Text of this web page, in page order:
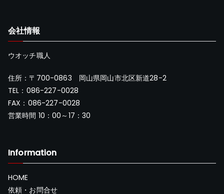
会社情報
ウオッチ職人
住所：〒700-0863 岡山県岡山市北区新道28-2
TEL：086-227-0028
FAX：086-227-0028
営業時間 10：00～17：30
Information
HOME
依頼・お問合せ